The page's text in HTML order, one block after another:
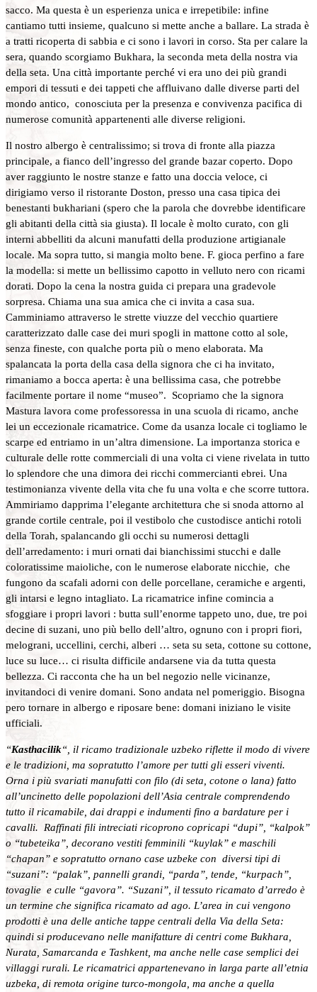
sacco. Ma questa è un esperienza unica e irrepetibile: infine
cantiamo tutti insieme, qualcuno si mette anche a ballare. La strada è
a tratti ricoperta di sabbia e ci sono i lavori in corso. Sta per calare la
sera, quando scorgiamo Bukhara, la seconda meta della nostra via
della seta. Una città importante perché vi era uno dei più grandi
empori di tessuti e dei tappeti che affluivano dalle diverse parti del
mondo antico, conosciuta per la presenza e convivenza pacifica di
numerose comunità appartenenti alle diverse religioni.
Il nostro albergo è centralissimo; si trova di fronte alla piazza
principale, a fianco dell’ingresso del grande bazar coperto. Dopo
aver raggiunto le nostre stanze e fatto una doccia veloce, ci
dirigiamo verso il ristorante Doston, presso una casa tipica dei
benestanti bukhariani (spero che la parola che dovrebbe identificare
gli abitanti della città sia giusta). Il locale è molto curato, con gli
interni abbelliti da alcuni manufatti della produzione artigianale
locale. Ma sopra tutto, si mangia molto bene. F. gioca perfino a fare
la modella: si mette un bellissimo capotto in velluto nero con ricami
dorati. Dopo la cena la nostra guida ci prepara una gradevole
sorpresa. Chiama una sua amica che ci invita a casa sua.
Camminiamo attraverso le strette viuzze del vecchio quartiere
caratterizzato dalle case dei muri spogli in mattone cotto al sole,
senza fineste, con qualche porta più o meno elaborata. Ma
spalancata la porta della casa della signora che ci ha invitato,
rimaniamo a bocca aperta: è una bellissima casa, che potrebbe
facilmente portare il nome “museo”. Scopriamo che la signora
Mastura lavora come professoressa in una scuola di ricamo, anche
lei un eccezionale ricamatrice. Come da usanza locale ci togliamo le
scarpe ed entriamo in un’altra dimensione. La importanza storica e
culturale delle rotte commerciali di una volta ci viene rivelata in tutto
lo splendore che una dimora dei ricchi commercianti ebrei. Una
testimonianza vivente della vita che fu una volta e che scorre tuttora.
Ammiriamo dapprima l’elegante architettura che si snoda attorno al
grande cortile centrale, poi il vestibolo che custodisce antichi rotoli
della Torah, spalancando gli occhi su numerosi dettagli
dell’arredamento: i muri ornati dai bianchissimi stucchi e dalle
coloratissime maioliche, con le numerose elaborate nicchie, che
fungono da scafali adorni con delle porcellane, ceramiche e argenti,
gli intarsi e legno intagliato. La ricamatrice infine comincia a
sfoggiare i propri lavori : butta sull’enorme tappeto uno, due, tre poi
decine di suzani, uno più bello dell’altro, ognuno con i propri fiori,
melograni, uccellini, cerchi, alberi … seta su seta, cottone su cottone,
luce su luce… ci risulta difficile andarsene via da tutta questa
bellezza. Ci racconta che ha un bel negozio nelle vicinanze,
invitandoci di venire domani. Sono andata nel pomeriggio. Bisogna
pero tornare in albergo e riposare bene: domani iniziano le visite
ufficiali.
“Kasthacilik“, il ricamo tradizionale uzbeko riflette il modo di vivere
e le tradizioni, ma sopratutto l’amore per tutti gli esseri viventi.
Orna i più svariati manufatti con filo (di seta, cotone o lana) fatto
all’uncinetto delle popolazioni dell’Asia centrale comprendendo
tutto il ricamabile, dai drappi e indumenti fino a bardature per i
cavalli. Raffinati fili intreciati ricoprono copricapi “dupi”, “kalpok”
o “tubeteika”, decorano vestiti femminili “kuylak” e maschili
“chapan” e sopratutto ornano case uzbeke con diversi tipi di
“suzani”: “palak”, pannelli grandi, “parda”, tende, “kurpach”,
tovaglie e culle “gavora”. “Suzani”, il tessuto ricamato d’arredo è
un termine che significa ricamato ad ago. L’area in cui vengono
prodotti è una delle antiche tappe centrali della Via della Seta:
quindi si producevano nelle manifatture di centri come Bukhara,
Nurata, Samarcanda e Tashkent, ma anche nelle case semplici dei
villaggi rurali. Le ricamatrici appartenevano in larga parte all’etnia
uzbeka, di remota origine turco-mongola, ma anche a quella